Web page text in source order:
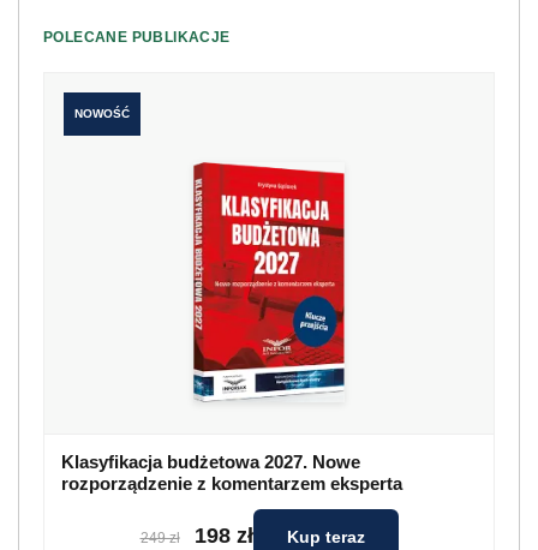
POLECANE PUBLIKACJE
NOWOŚĆ
Klasyfikacja budżetowa 2027. Nowe
rozporządzenie z komentarzem eksperta
249 zł 198 zł Kup teraz